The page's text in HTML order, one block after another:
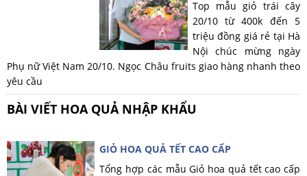
Top mẫu giỏ trái cây
20/10 từ 400k đến 5
triệu đồng giá rẻ tại Hà
Nội chúc mừng ngày
Phụ nữ Việt Nam 20/10. Ngọc Châu fruits giao hàng nhanh theo
yêu cầu
BÀI VIẾT HOA QUẢ NHẬP KHẨU
GIỎ HOA QUẢ TẾT CAO CẤP
Tổng hợp các mẫu Giỏ hoa quả tết cao cấp